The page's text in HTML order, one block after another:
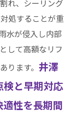
れ、シーリング
処することが重
水が侵入し内部
して高額なリフ
ります。 井澤
検と早期対応
性を長期間